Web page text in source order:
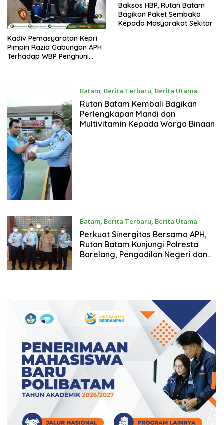
Kadiv Pemasyaratan Kepri
Pimpin Razia Gabungan APH
Terhadap WBP Penghuni
Baksos HBP, Rutan Batam
Bagikan Paket Sembako
Kepada Masyarakat Sekitar
Batam, Berita Terbaru, Berita Utama
02/03/2022
Rutan Batam Kembali Bagikan
Perlengkapan Mandi dan
Multivitamin Kepada Warga Binaan
Batam, Berita Terbaru, Berita Utama
04/02/2022
Perkuat Sinergitas Bersama APH,
Rutan Batam Kunjungi Polresta
Barelang, Pengadilan Negeri dan